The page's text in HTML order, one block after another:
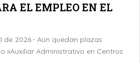
EL EMPLEO EN EL
de 2026.- Aún quedan plazas
«Auxiliar Administrativo en Centros